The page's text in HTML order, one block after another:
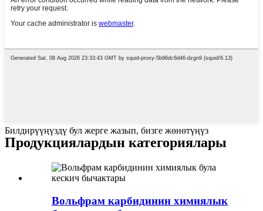
Билдирүүңүздү бул жерге жазып, бизге жөнөтүңүз
Продукциялардын категориялары
Вольфрам карбидинин химиялык